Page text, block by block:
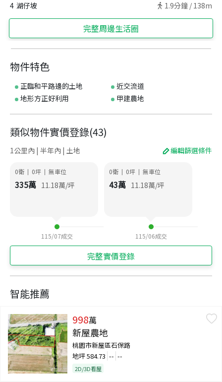
物件特色
正臨和平路邊的土地
近交流道
地形方正好利用
甲建農地
4 湖仔坡 1.9分鐘 / 138m
完整周邊生活圈
類似物件實價登錄(43)
1公里內 | 半年內 | 土地 編輯篩選條件
0衛 | 0坪 | 無車位
335萬 11.18萬/坪
115/07成交
0衛 | 0坪 | 無車位
43萬 11.18萬/坪
115/06成交
完整實價登錄
智能推薦
998萬
新屋農地
桃園市新屋區石保路
地坪584.73 -- --
2D/3D看屋